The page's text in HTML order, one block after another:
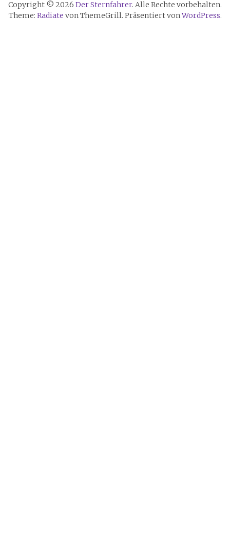
Copyright © 2026 Der Sternfahrer. Alle Rechte vorbehalten.
Theme: Radiate von ThemeGrill. Präsentiert vonWordPress.